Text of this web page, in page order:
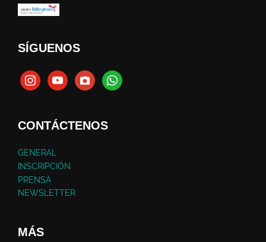
SÍGUENOS
CONTÁCTENOS
GENERAL
INSCRIPCIÓN
PRENSA
NEWSLETTER
MÁS